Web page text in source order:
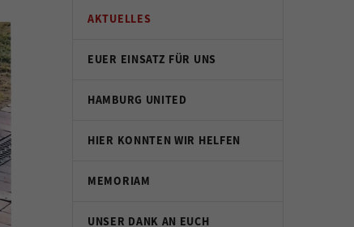
AKTUELLES
EUER EINSATZ FÜR UNS
HAMBURG UNITED
HIER KONNTEN WIR HELFEN
MEMORIAM
UNSER DANK AN EUCH